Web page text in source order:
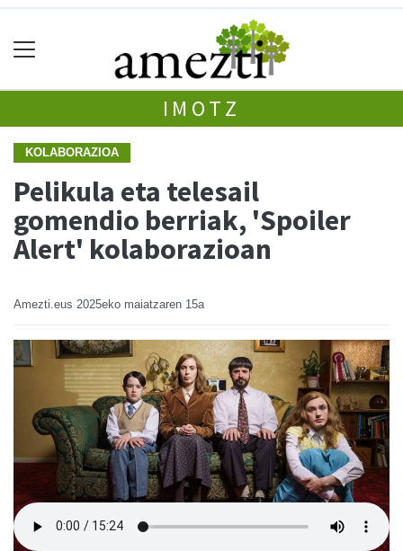
IMOTZ
KOLABORAZIOA
Pelikula eta telesail
gomendio berriak, 'Spoiler
Alert' kolaborazioan
Amezti.eus 2025eko maiatzaren 15a